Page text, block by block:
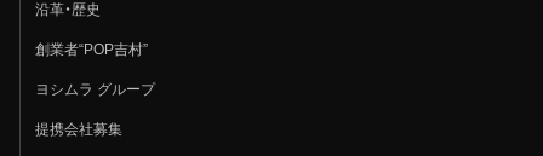
沿革・歴史
創業者“POP吉村”
ヨシムラ グループ
提携会社募集